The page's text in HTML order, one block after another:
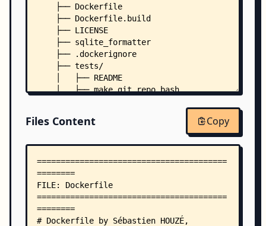
    ├── Dockerfile
    ├── Dockerfile.build
    ├── LICENSE
    ├── sqlite_formatter
    ├── .dockerignore
    ├── tests/
    │   ├── README
    │   ├── make_git_repo.bash
    │   │   ├── 955.hbm.xml
    │   │   ├── 955.lb.xml
    │   │   ├── 955.tld
    │   │   ├── acpclust.R
    │   │   ├── AnsProlog.lp
    │   │   ├── apertium-dan.dan.rlx
    │   │   ├── Application_Data_Test.feature.cs
    │   │   ├── args.janet
Files Content Copy